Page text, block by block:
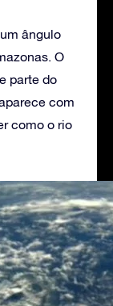
ângulo
O
parte do
com
como o rio